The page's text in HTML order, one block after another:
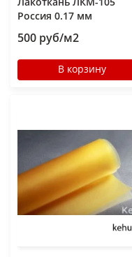
Россия 0.17 мм
500 руб/м2
В корзину